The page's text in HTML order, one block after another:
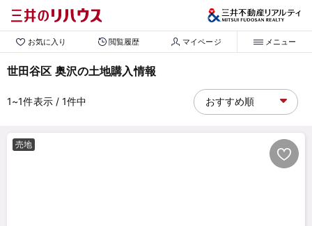
お気に入り 閲覧履歴 マイページ メニュー
世田谷区 奥沢の土地購入情報
1~1件表示/ 1件中
売地